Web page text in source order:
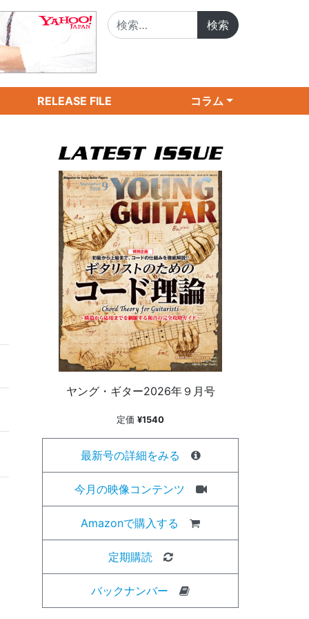
RELEASE FILE コラム
ヤング・ギター2026年９月号
定価 ¥1540
最新号の詳細をみる
今月の映像コンテンツ
Amazonで購入する
定期購読
バックナンバー